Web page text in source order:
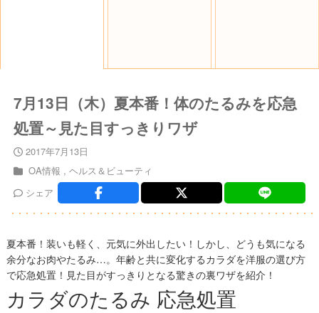
7月13日（木）夏本番！体のたるみを応急
処置～見た目すっきりワザ
2017年7月13日
OA情報
ヘルス＆ビューティ
シェア
夏本番！装いも軽く、元気に外出したい！しかし、どうも気になる
余分なお肉やたるみ…。年齢と共に変化するカラダを洋服の選び方
で応急処置！見た目がすっきりとなる驚きの裏ワザを紹介！
カラダのたるみ 応急処置